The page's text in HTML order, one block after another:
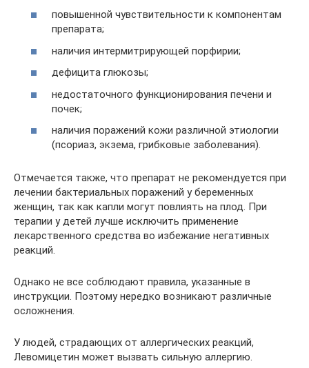
повышенной чувствительности к компонентам
препарата;
наличия интермитрирующей порфирии;
дефицита глюкозы;
недостаточного функционирования печени и
почек;
наличия поражений кожи различной этиологии
(псориаз, экзема, грибковые заболевания).
Отмечается также, что препарат не рекомендуется при
лечении бактериальных поражений у беременных
женщин, так как капли могут повлиять на плод. При
терапии у детей лучше исключить применение
лекарственного средства во избежание негативных
реакций.
Однако не все соблюдают правила, указанные в
инструкции. Поэтому нередко возникают различные
осложнения.
У людей, страдающих от аллергических реакций,
Левомицетин может вызвать сильную аллергию.